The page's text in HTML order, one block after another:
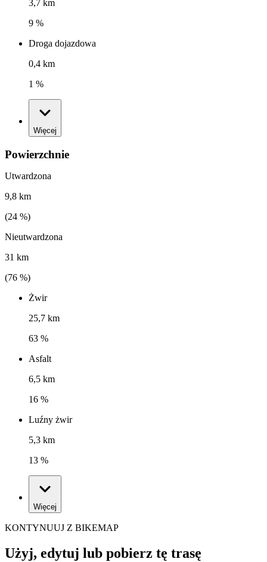
3,7 km
9 %
Droga dojazdowa
0,4 km
1 %
Więcej
Powierzchnie
Utwardzona
9,8 km
(24 %)
Nieutwardzona
31 km
(76 %)
Żwir
25,7 km
63 %
Asfalt
6,5 km
16 %
Luźny żwir
5,3 km
13 %
Więcej
KONTYNUUJ Z BIKEMAP
Użyj, edytuj lub pobierz tę trasę